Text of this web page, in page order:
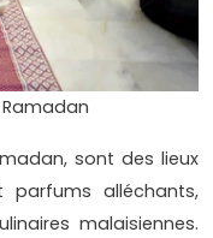
sont des lieux
alléchants,
malaisiennes.